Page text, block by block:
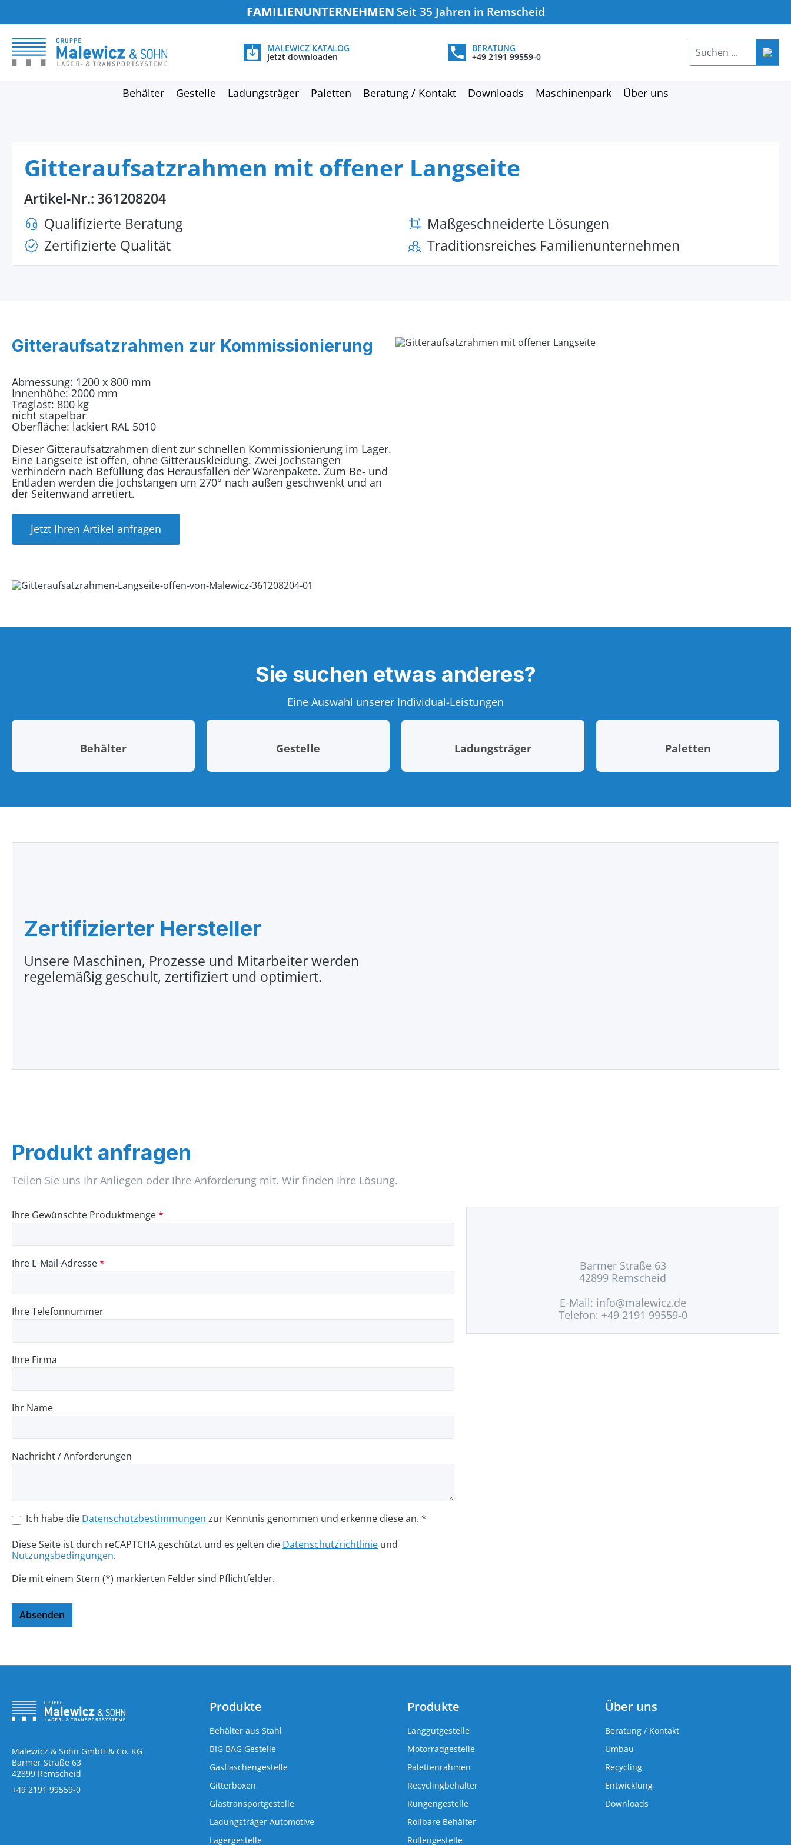
FAMILIENUNTERNEHMEN Seit 35 Jahren in Remscheid
MALEWICZ KATALOG
Jetzt downloaden
BERATUNG
+49 2191 99559-0
Behälter Gestelle Ladungsträger Paletten Beratung / Kontakt Downloads Maschinenpark Über uns
Gitteraufsatzrahmen mit offener Langseite
Artikel-Nr.: 361208204
Qualifizierte Beratung
Zertifizierte Qualität
Maßgeschneiderte Lösungen
Traditionsreiches Familienunternehmen
Gitteraufsatzrahmen zur Kommissionierung
Abmessung: 1200 x 800 mm
Innenhöhe: 2000 mm
Traglast: 800 kg
nicht stapelbar
Oberfläche: lackiert RAL 5010
Dieser Gitteraufsatzrahmen dient zur schnellen Kommissionierung im Lager.
Eine Langseite ist offen, ohne Gitterauskleidung. Zwei Jochstangen
verhindern nach Befüllung das Herausfallen der Warenpakete. Zum Be- und
Entladen werden die Jochstangen um 270° nach außen geschwenkt und an
der Seitenwand arretiert.
Jetzt Ihren Artikel anfragen
Sie suchen etwas anderes?
Eine Auswahl unserer Individual-Leistungen
Behälter Gestelle Ladungsträger Paletten
Zertifizierter Hersteller
Unsere Maschinen, Prozesse und Mitarbeiter werden
regelemäßig geschult, zertifiziert und optimiert.
Produkt anfragen
Teilen Sie uns Ihr Anliegen oder Ihre Anforderung mit. Wir finden Ihre Lösung.
Ihre Gewünschte Produktmenge*
Ihre E-Mail-Adresse*
Ihre Telefonnummer
Ihre Firma
Ihr Name
Nachricht / Anforderungen
Ich habe die Datenschutzbestimmungen zur Kenntnis genommen und erkenne diese an. *
Diese Seite ist durch reCAPTCHA geschützt und es gelten die Datenschutzrichtlinie und
Nutzungsbedingungen.
Die mit einem Stern (*) markierten Felder sind Pflichtfelder.
Absenden
Barmer Straße 63
42899 Remscheid
E-Mail: info@malewicz.de
Telefon: +49 2191 99559-0
Malewicz & Sohn GmbH & Co. KG
Barmer Straße 63
42899 Remscheid
+49 2191 99559-0
Produkte
Behälter aus Stahl
BIG BAG Gestelle
Gasflaschengestelle
Gitterboxen
Glastransportgestelle
Ladungsträger Automotive
Lagergestelle
Produkte
Langgutgestelle
Motorradgestelle
Palettenrahmen
Recyclingbehälter
Rungengestelle
Rollbare Behälter
Rollengestelle
Über uns
Beratung / Kontakt
Umbau
Recycling
Entwicklung
Downloads